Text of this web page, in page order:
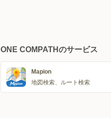
ONE COMPATHのサービス
Mapion
地図検索、ルート検索